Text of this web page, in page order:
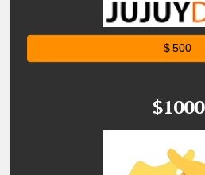
$ 500
$1000